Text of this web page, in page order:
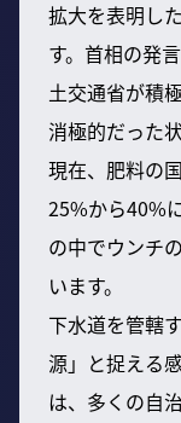
拡大を表明し
す。首相の発
土交通省が積
消極的だった
現在、肥料の
25%から40%
の中でウンチ
います。
下水道を管轄
源」と捉える
は、多くの自